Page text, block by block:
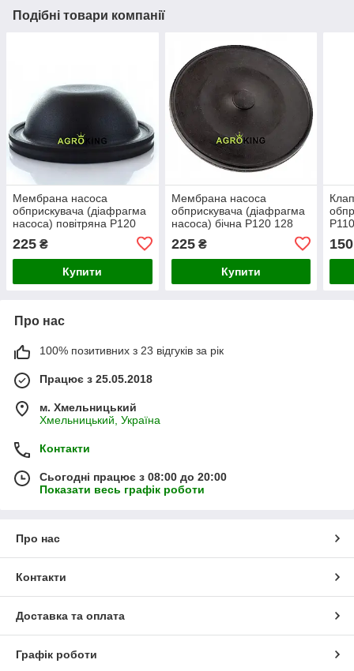
Подібні товари компанії
Мембрана насоса
обприскувача (діафрагма
насоса) повітряна P120
225 ₴
Купити
Мембрана насоса
обприскувача (діафрагма
насоса) бічна P120 128
225₴
Купити
150
Про нас
100% позитивних з 23 відгуків за рік
Працює з 25.05.2018
м. Хмельницький
Хмельницький, Україна
Контакти
Сьогодні працює з 08:00 до 20:00
Показати весь графік роботи
Про нас
Контакти
Доставка та оплата
Графік роботи